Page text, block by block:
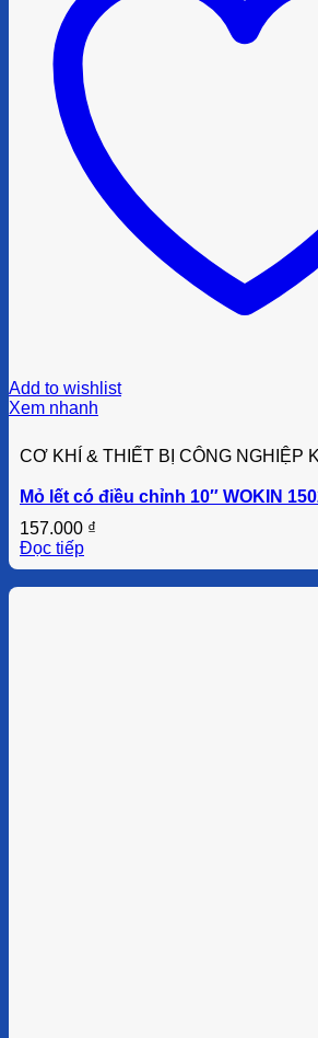
Add to wishlist
Xem nhanh
CƠ KHÍ & THIẾT BỊ CÔNG NGHIỆP
Mỏ lết có điều chỉnh 10″ WOKIN
157.000 ₫
Đọc tiếp